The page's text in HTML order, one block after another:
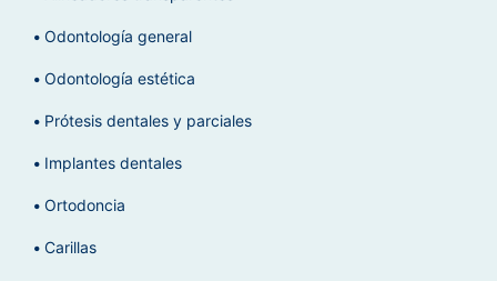
Odontología general
Odontología estética
Prótesis dentales y parciales
Implantes dentales
Ortodoncia
Carillas